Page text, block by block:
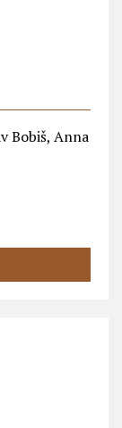
Bobiš, Anna